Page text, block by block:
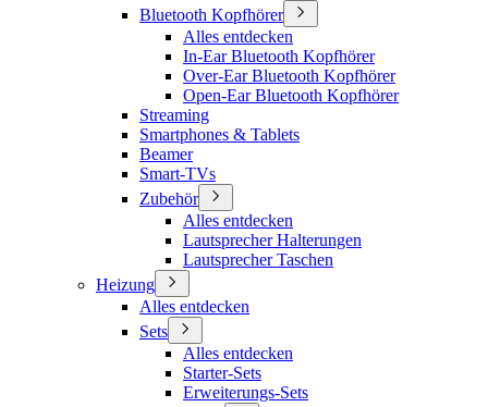
Bluetooth Kopfhörer
Alles entdecken
In-Ear Bluetooth Kopfhörer
Over-Ear Bluetooth Kopfhörer
Open-Ear Bluetooth Kopfhörer
Streaming
Smartphones & Tablets
Beamer
Smart-TVs
Zubehör
Alles entdecken
Lautsprecher Halterungen
Lautsprecher Taschen
Heizung
Alles entdecken
Sets
Alles entdecken
Starter-Sets
Erweiterungs-Sets